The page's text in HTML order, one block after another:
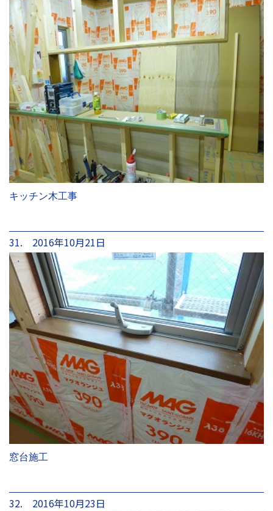
キッチン木工事
31. 2016年10月21日
窓台施工
32. 2016年10月23日